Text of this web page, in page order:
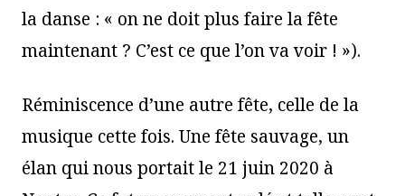
la danse : « on ne doit plus faire la fête
maintenant ? C’est ce que l’on va voir ! »).
Réminiscence d’une autre fête, celle de la
musique cette fois. Une fête sauvage, un
élan qui nous portait le 21 juin 2020 à